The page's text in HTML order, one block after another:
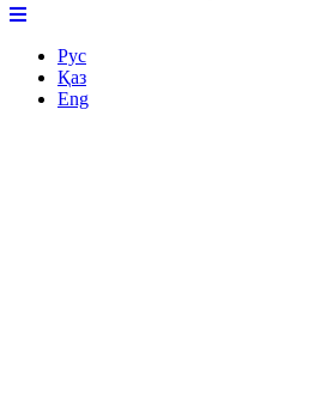
Рус
Қаз
Eng